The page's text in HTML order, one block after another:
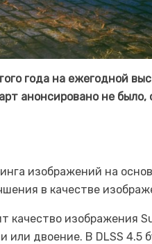
года на ежегодной
анонсировано не
изображений на
в качестве
качество изображения
двоение. В DLSS 4.5